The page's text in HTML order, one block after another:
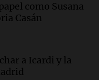
doble que los
como Susana
Casán
a Icardi y la